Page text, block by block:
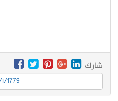
شارك
1779